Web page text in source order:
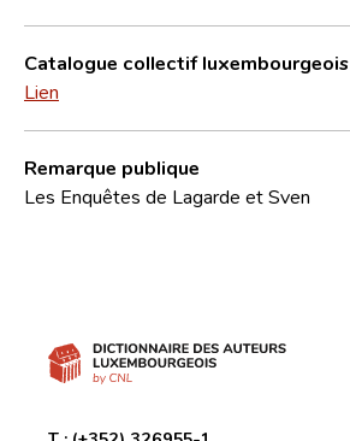
Catalogue collectif luxembourgeois
Lien
Remarque publique
Les Enquêtes de Lagarde et Sven